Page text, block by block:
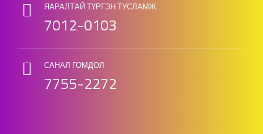
ЯАРАЛТАЙ ТҮРГЭН ТУСЛАМЖ
7012-0103
САНАЛ ГОМДОЛ
7755-2272